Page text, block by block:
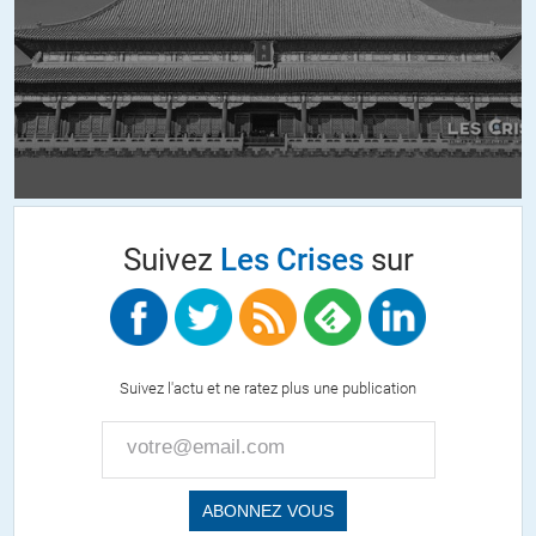
bon il faut quand même relativiser. Que ce soit cette émission, celle
de John Steward sur comedy central ou même celle de Ruquier, cela
reste des émissions de divertissement, de gaudriole.
Mais je ne suis pas certain qu’en France, en Allemagne ou aux USA
nous ayons eu quelque chose dans le cadre d’un programme
Inter, où les débatteurs étaient tous des russophobes chevronnés,
certains même jusqu’à la caricature. Que peut-il ressortir de mesuré
d’une telle émission de jacassins ?
ken//07.04.2014 à 14h07
Allemagne, je dois bien constater que leurs journalistes tiennent
dans l’ensemble bien plus le coup que les français. A la télé bien sûr
Suivez Les Crisessur
Suivez l'actu et ne ratez plus une publication